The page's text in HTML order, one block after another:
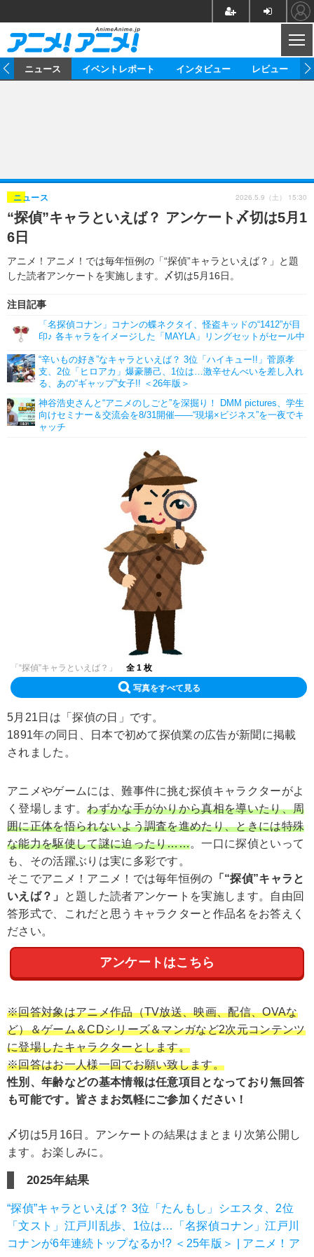
ゲーム グッズ
海外イベント ビジネス
俳優・タレント アーティスト
アニメ 実写
ゲーム 座談会
動画
アニメ！アニメ！TV ABEMA Cafe
ニュース イベントレポート インタビュー レビュー
“探偵”キャラといえば？ アンケート〆切は5月1
6日
アニメ！アニメ！では毎年恒例の「“探偵”キャラといえば？」と題
した読者アンケートを実施します。〆切は5月16日。
ニュース
注目記事
「名探偵コナン」コナンの蝶ネクタイ、怪盗キッドの“1412”が目
印♪ 各キャラをイメージした「MAYLA」リングセットがセール中
“辛いもの好き”なキャラといえば？ 3位「ハイキュー!!」菅原孝
支、2位「ヒロアカ」爆豪勝己、1位は…激辛せんべいを差し入れ
る、あの“ギャップ”女子!! ＜26年版＞
神谷浩史さんと“アニメのしごと”を深掘り！ DMM pictures、学生
向けセミナー＆交流会を8/31開催――“現場×ビジネス”を一夜でキ
ャッチ
2026.5.9（土） 15:30
「“探偵”キャラといえば？」 全 1 枚
写真をすべて見る
5月21日は「探偵の日」です。
1891年の同日、日本で初めて探偵業の広告が新聞に掲載
されました。
アニメやゲームには、難事件に挑む探偵キャラクターがよ
く登場します。わずかな手がかりから真相を導いたり、周
囲に正体を悟られないよう調査を進めたり、ときには特殊
な能力を駆使して謎に迫ったり……。一口に探偵といって
も、その活躍ぶりは実に多彩です。
そこでアニメ！アニメ！では毎年恒例の 「“探偵”キャラと
いえば？」
と題した読者アンケートを実施します。自由回
答形式で、これだと思うキャラクターと作品名をお答えく
ださい。
アンケートはこちら
※回答対象はアニメ作品（TV放送、映画、配信、OVAな
ど）＆ゲーム＆CDシリーズ＆マンガなど2次元コンテンツ
に登場したキャラクターとします。
※回答はお一人様一回でお願い致します。
性別、年齢などの基本情報は任意項目となっており無回答
も可能です。皆さまお気軽にご参加ください！
〆切は5月16日。アンケートの結果はまとまり次第公開し
ます。お楽しみに。
2025年結果
“探偵”キャラといえば？ 3位「たんもし」シエスタ、2位
「文スト」江戸川乱歩、1位は…「名探偵コナン」江戸川
コナンが6年連続トップなるか!? ＜25年版＞ | アニメ！ア